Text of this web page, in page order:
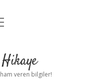
veren bilgiler!